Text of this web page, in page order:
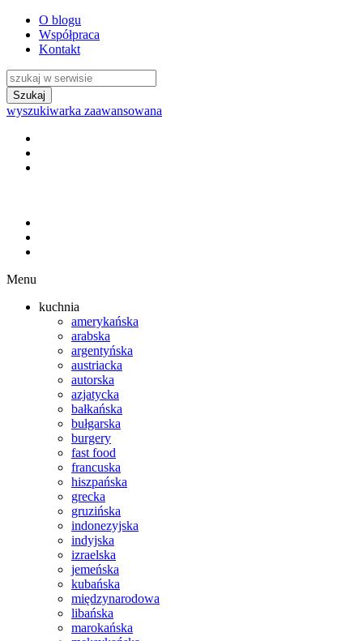
O blogu
Współpraca
Kontakt
wyszukiwarka zaawansowana
Menu
kuchnia
amerykańska
arabska
argentyńska
austriacka
autorska
azjatycka
bałkańska
bułgarska
burgery
fast food
francuska
hiszpańska
grecka
gruzińska
indonezyjska
indyjska
izraelska
jemeńska
kubańska
międzynarodowa
libańska
marokańska